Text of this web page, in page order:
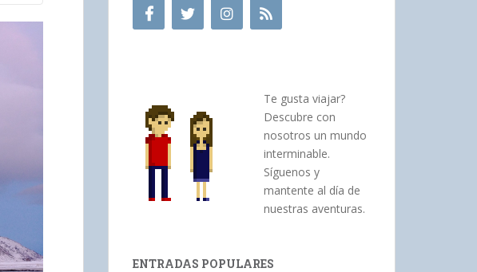
Te gusta viajar?
Descubre con
nosotros un mundo
interminable.
Síguenos y
mantente al día de
nuestras aventuras.
ENTRADAS POPULARES